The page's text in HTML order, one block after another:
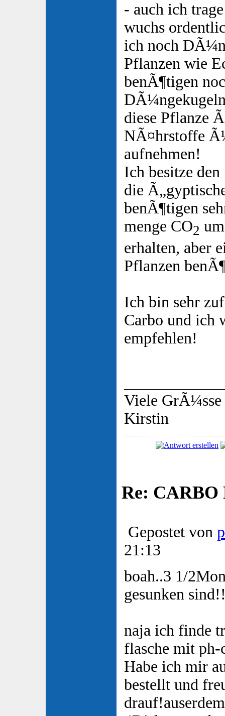
- auch ich
wuchs
ich noch
Pflanzen wie
benÃ¶tigen
diese Pflanze
NÃ¤hrstoffe
aufnehmen!
Ich besitze
die
benÃ¶tigen
menge CO2
erhalten, aber
Pflanzen
Ich bin sehr
Carbo und ich
empfehlen!
Viele GrÃ¼sse
Kirstin
Re: CARBO
Gepostet von
21:13
boah..3 1/
gesunken
naja ich finde
flasche mit
Habe ich mir
bestellt und